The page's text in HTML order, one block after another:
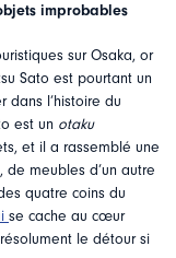
improbables
sur Osaka, or
Sato est pourtant un
dans l’histoire du
est un otaku
et il a rassemblé une
de meubles d’un autre
quatre coins du
se cache au cœur
le détour si